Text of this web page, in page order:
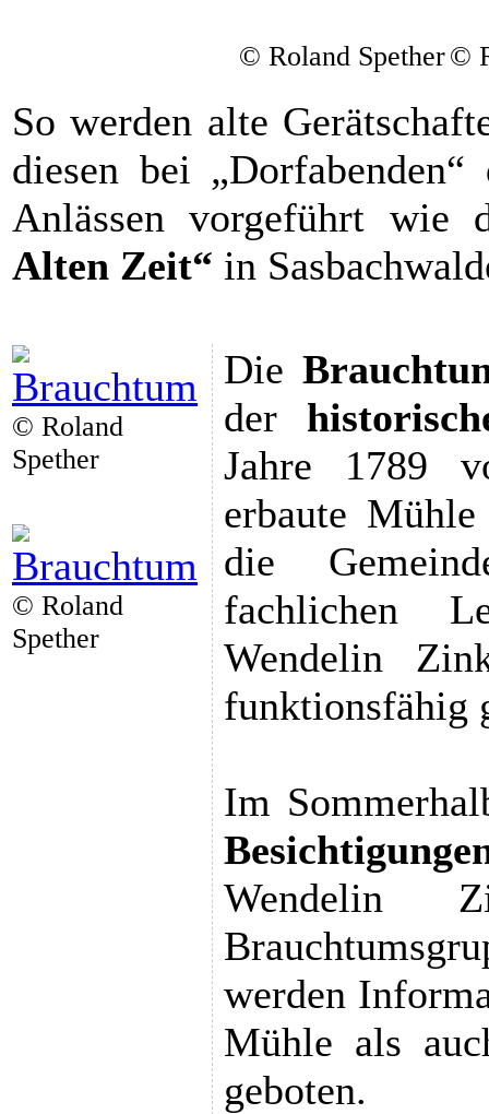
© Roland Spether©
So werden alte
diesen bei
Anlässen vorgeführt
Alten Zeit“ in
© Roland
Spether
© Roland
Spether
Die
der
Jahre 1789
erbaute
die
fachlichen
Wendelin
funktionsfähig
Im
Wendelin
werden
Mühle als
geboten.